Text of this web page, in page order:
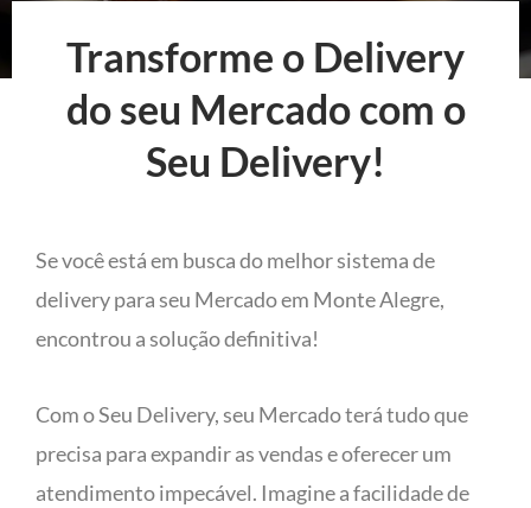
Transforme o Delivery
do seu Mercado com o
Seu Delivery!
Se você está em busca do melhor sistema de
delivery para seu Mercado em Monte Alegre,
encontrou a solução definitiva!
Com o Seu Delivery, seu Mercado terá tudo que
precisa para expandir as vendas e oferecer um
atendimento impecável. Imagine a facilidade de